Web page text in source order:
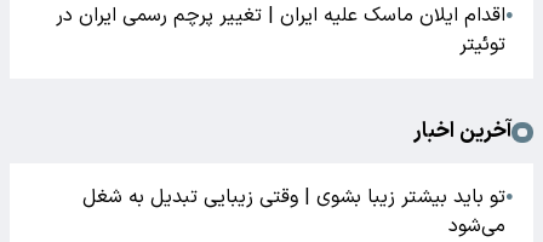
●اقدام ایلان ماسک علیه ایران | تغییر پرچم رسمی ایران در
توئیتر
آخرین اخبار
●تو باید بیشتر زیبا بشوی | وقتی زیبایی تبدیل به شغل
می‌شود